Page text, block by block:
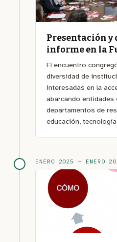
Presentación y
informe en la
El encuentro
diversidad de
interesadas en la
abarcando entidades
departamentos de
educación,
ENERO 2025 – ENERO